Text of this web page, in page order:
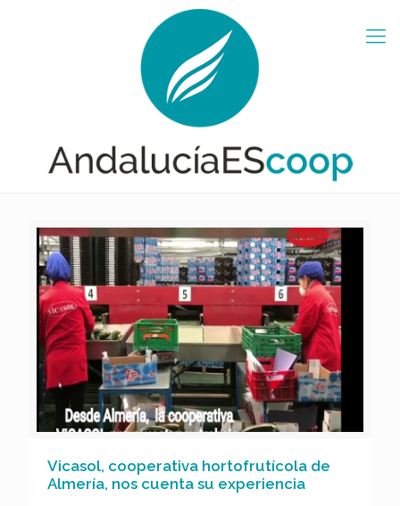
Vicasol, cooperativa hortofrutícola de
Almería, nos cuenta su experiencia